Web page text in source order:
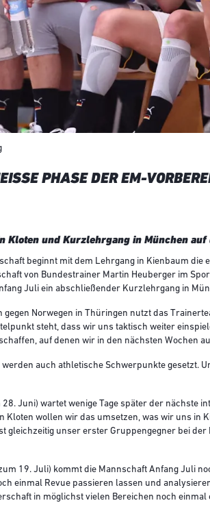
PHASE DER EM-
Kloten und Kurzlehrgang in München
beginnt mit dem Lehrgang in Kienbaum
von Bundestrainer Martin Heuberger im
Juli ein abschließender Kurzlehrgang in
Norwegen in Thüringen nutzt das
steht, dass wir uns taktisch weiter
auf denen wir in den nächsten Wochen
auch athletische Schwerpunkte gesetzt.
Juni) wartet wenige Tage später der nächste
Kloten wollen wir das umsetzen, was wir uns in
gleichzeitig unser erster Gruppengegner bei
19. Juli) kommt die Mannschaft Anfang Juli
einmal Revue passieren lassen und
in möglichst vielen Bereichen noch